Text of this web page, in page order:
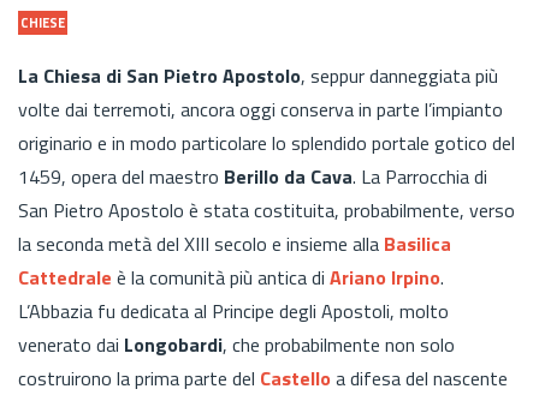
CHIESE
La Chiesa di San Pietro Apostolo, seppur danneggiata più
volte dai terremoti, ancora oggi conserva in parte l’impianto
originario e in modo particolare lo splendido portale gotico del
1459, opera del maestro Berillo da Cava. La Parrocchia di
San Pietro Apostolo è stata costituita, probabilmente, verso
la seconda metà del XIII secolo e insieme alla Basilica
Cattedrale è la comunità più antica di Ariano Irpino.
L’Abbazia fu dedicata al Principe degli Apostoli, molto
venerato dai Longobardi, che probabilmente non solo
costruirono la prima parte del Castello a difesa del nascente